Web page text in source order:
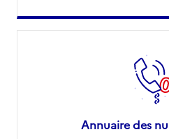
Annuaire des